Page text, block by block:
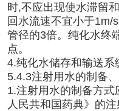
时,不应出现使水滞留
回水流速不宜小于1m/
管径的3倍。纯化水终
点。
4.纯化水储存和输送系
5.4.3注射用水的制备
1.注射用水的制备方
人民共和国药典》的注